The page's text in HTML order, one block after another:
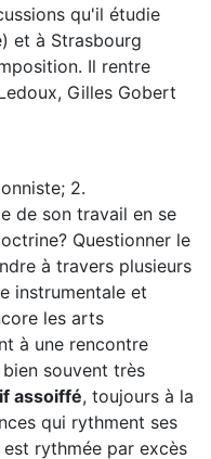
qu'il étudie
et à Strasbourg
Il rentre
Gilles Gobert
2.
de son travail en se
Questionner le
à travers plusieurs
instrumentale et
les arts
à une rencontre
souvent très
assoiffé, toujours à la
qui rythment ses
rythmée par excès